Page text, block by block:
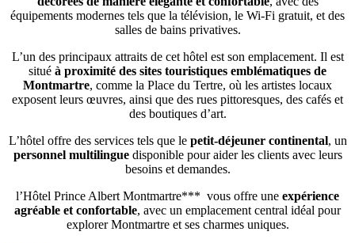
équipements modernes tels que la télévision, le Wi-Fi gratuit, et des
salles de bains privatives.
L’un des principaux attraits de cet hôtel est son emplacement. Il est
situé à proximité des sites touristiques emblématiques de
Montmartre, comme la Place du Tertre, où les artistes locaux
exposent leurs œuvres, ainsi que des rues pittoresques, des cafés et
des boutiques d’art.
L’hôtel offre des services tels que le petit-déjeuner continental, un
personnel multilinguedisponible pour aider les clients avec leurs
besoins et demandes.
l’Hôtel Prince Albert Montmartre*** vous offre une expérience
agréable et confortable, avec un emplacement central idéal pour
explorer Montmartre et ses charmes uniques.